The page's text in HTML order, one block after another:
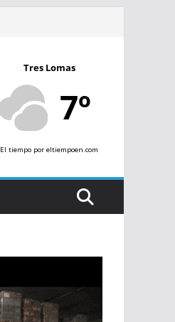
Tres Lomas
7º
El tiempo por eltiempoen.com